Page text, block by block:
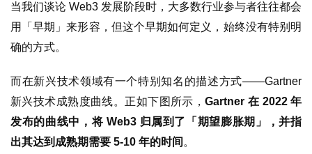
当我们谈论 Web3 发展阶段时，大多数行业参与者往往都会
用「早期」来形容，但这个早期如何定义，始终没有特别明
确的方式。
而在新兴技术领域有一个特别知名的描述方式——Gartner
新兴技术成熟度曲线。正如下图所示，Gartner 在 2022 年
发布的曲线中，将 Web3 归属到了「期望膨胀期」，并指
出其达到成熟期需要 5-10 年的时间 。